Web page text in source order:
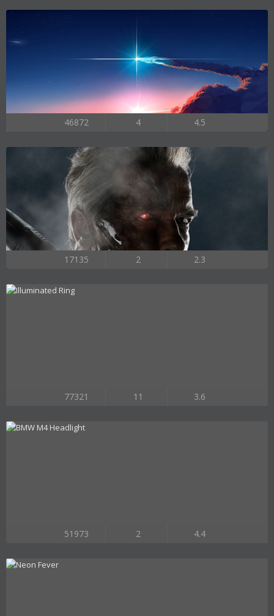
46872 4 4.5
17135 2 2.3
77321 11 3.6
51973 2 4.4